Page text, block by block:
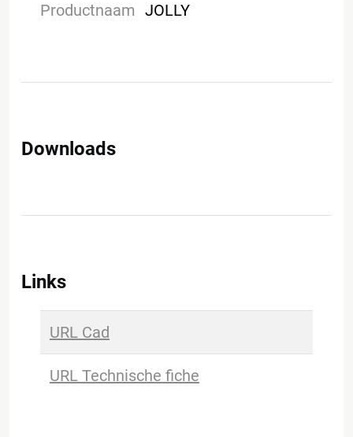
Productnaam JOLLY
Downloads
Links
URL Cad
URL Technische fiche